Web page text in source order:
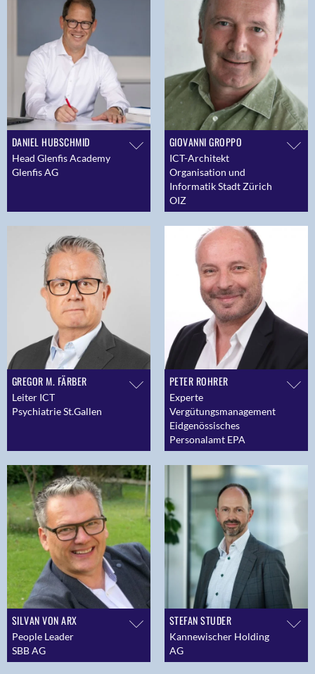
DANIEL HUBSCHMID
Head Glenfis Academy
Glenfis AG
GIOVANNI GROPPO
ICT-Architekt
Organisation und
Informatik Stadt Zürich
OIZ
GREGOR M. FÄRBER
Leiter ICT
Psychiatrie St.Gallen
PETER ROHRER
Experte
Vergütungsmanagement
Eidgenössisches
Personalamt EPA
SILVAN VON ARX
People Leader
SBB AG
STEFAN STUDER
Kannewischer Holding
AG